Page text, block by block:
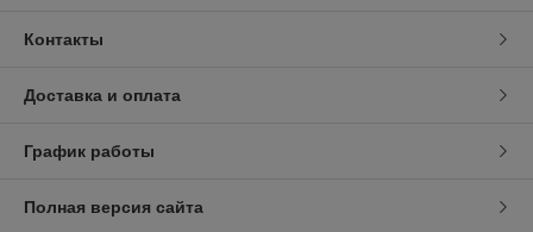
Контакты
Доставка и оплата
График работы
Полная версия сайта